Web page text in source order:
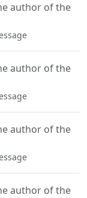
author of the
author of the
author of the
author of the